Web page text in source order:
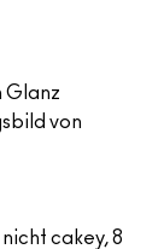
Glanz
von
cakey, 8